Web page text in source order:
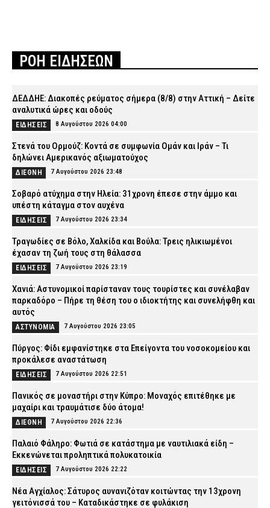
ΡΟΗ ΕΙΔΗΣΕΩΝ
ΔΕΔΔΗΕ: Διακοπές ρεύματος σήμερα (8/8) στην Αττική – Δείτε
αναλυτικά ώρες και οδούς
ΕΙΔΗΣΕΙΣ 8 Αυγούστου 2026 04:00
Στενά του Ορμούζ: Κοντά σε συμφωνία Ομάν και Ιράν – Τι
δηλώνει Αμερικανός αξιωματούχος
ΔΙΕΘΝΗ 7 Αυγούστου 2026 23:48
Σοβαρό ατύχημα στην Ηλεία: 31χρονη έπεσε στην άμμο και
υπέστη κάταγμα στον αυχένα
ΕΙΔΗΣΕΙΣ 7 Αυγούστου 2026 23:34
Τραγωδίες σε Βόλο, Χαλκίδα και Βούλα: Τρεις ηλικιωμένοι
έχασαν τη ζωή τους στη θάλασσα
ΕΙΔΗΣΕΙΣ 7 Αυγούστου 2026 23:19
Χανιά: Αστυνομικοί παρίσταναν τους τουρίστες και συνέλαβαν
παρκαδόρο – Πήρε τη θέση του ο ιδιοκτήτης και συνελήφθη και
αυτός
ΑΣΤΥΝΟΜΙΑ 7 Αυγούστου 2026 23:05
Πύργος: Φίδι εμφανίστηκε στα Επείγοντα του νοσοκομείου και
προκάλεσε αναστάτωση
ΕΙΔΗΣΕΙΣ 7 Αυγούστου 2026 22:51
Πανικός σε μοναστήρι στην Κύπρο: Μοναχός επιτέθηκε με
μαχαίρι και τραυμάτισε δύο άτομα!
ΔΙΕΘΝΗ 7 Αυγούστου 2026 22:36
Παλαιό Φάληρο: Φωτιά σε κατάστημα με ναυτιλιακά είδη –
Εκκενώνεται προληπτικά πολυκατοικία
ΕΙΔΗΣΕΙΣ 7 Αυγούστου 2026 22:22
Νέα Αγχίαλος: Σάτυρος αυνανιζόταν κοιτώντας την 13χρονη
γειτόνισσά του – Καταδικάστηκε σε φυλάκιση